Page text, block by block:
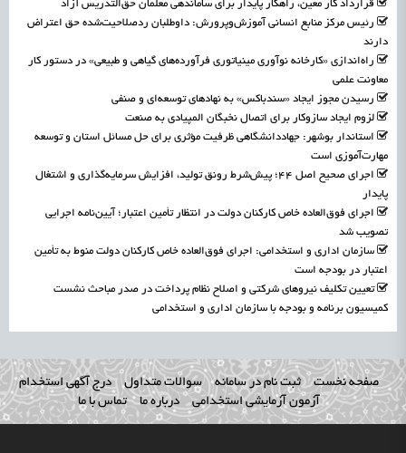
قرارداد کار معین، راهکار پایدار برای ساماندهی معلمان حق‌التدریس آزاد
رئیس مرکز منابع انسانی آموزش‌وپرورش: داوطلبان ردصلاحیت‌شده حق اعتراض
دارند
راه‌اندازی «کارخانه نوآوری مینیاتوری فرآورده‌های گیاهی و طبیعی» در دستور کار
معاونت علمی
رسیدن مجوز ایجاد «سندباکس» به نهادهای توسعه‌ای و صنفی
لزوم ایجاد سازوکار برای اتصال نخبگان المپیادی به صنعت
استاندار بوشهر: جهاددانشگاهی ظرفیت مؤثری برای حل مسائل استان و توسعه
مهارت‌آموزی است
اجرای صحیح اصل ۴۴؛ پیش‌شرط رونق تولید، افزایش سرمایه‌گذاری و اشتغال
پایدار
اجرای فوق‌العاده خاص کارکنان دولت در انتظار تأمین اعتبار؛ آیین‌نامه اجرایی
تصویب شد
سازمان اداری و استخدامی: اجرای فوق‌العاده خاص کارکنان دولت منوط به تأمین
اعتبار در بودجه است
تعیین تکلیف نیروهای شرکتی و اصلاح نظام پرداخت در صدر مباحث نشست
کمیسیون برنامه و بودجه با سازمان اداری و استخدامی
صفحه نخست ثبت نام در سامانه سوالات متداول
درج آگهی استخدام
آزمون آزمایشی استخدامی
درباره ما تماس با ما